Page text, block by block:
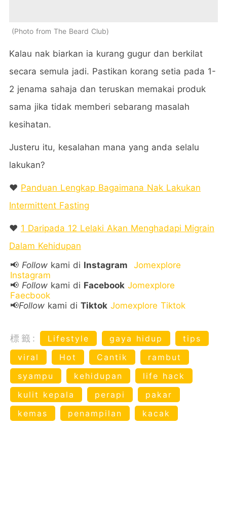
Photo from The Beard Club
Kalau nak biarkan ia kurang gugur dan berkilat
secara semula jadi. Pastikan korang setia pada 1-
2 jenama sahaja dan teruskan memakai produk
sama jika tidak memberi sebarang masalah
kesihatan.
Justeru itu, kesalahan mana yang anda selalu
lakukan?
❤️ Panduan Lengkap Bagaimana Nak Lakukan
Intermittent Fasting
❤️ 1 Daripada 12 Lelaki Akan Menghadapi Migrain
Dalam Kehidupan
📢 Follow kami di Instagram
Jomexplore
Instagram
📢 Follow kami di Facebook Jomexplore
Faecbook
📢Follow kami di Tiktok Jomexplore Tiktok
標籤: Lifestyle gaya hidup
tips
viral
Hot Cantik
rambut
syampu
kehidupan
life hack
kulit kepala
perapi
pakar
kemas
penampilan kacak